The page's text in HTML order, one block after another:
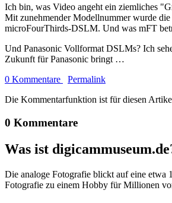
Ich bin, was Video angeht ein ziemliches
Mit zunehmender Modellnummer wurde
microFourThirds-DSLM. Und was mFT
Und Panasonic Vollformat DSLMs? Ich
Zukunft für Panasonic bringt …
0 Kommentare
Permalink
Die Kommentarfunktion ist für diesen
0 Kommentare
Was ist
Die analoge Fotografie blickt auf eine etwa
Fotografie zu einem Hobby für Millionen